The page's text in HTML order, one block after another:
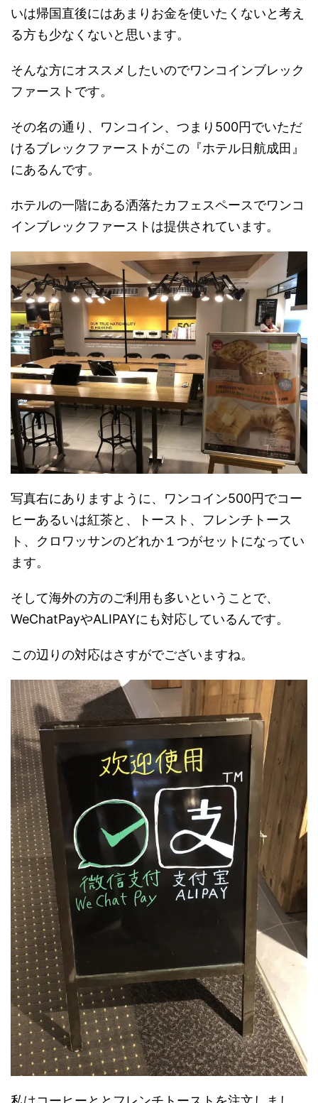
いは帰国直後にはあまりお金を使いたくないと考え
る方も少なくないと思います。
そんな方にオススメしたいのでワンコインブレック
ファーストです。
その名の通り、ワンコイン、つまり500円でいただ
けるブレックファーストがこの『ホテル日航成田』
にあるんです。
ホテルの一階にある洒落たカフェスペースでワンコ
インブレックファーストは提供されています。
写真右にありますように、ワンコイン500円でコー
ヒーあるいは紅茶と、トースト、フレンチトース
ト、クロワッサンのどれか１つがセットになってい
ます。
そして海外の方のご利用も多いということで、
WeChatPayやALIPAYにも対応しているんです。
この辺りの対応はさすがでございますね。